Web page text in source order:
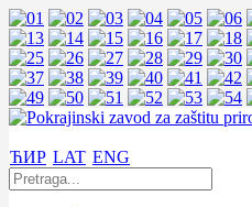
ЋИР LAT ENG